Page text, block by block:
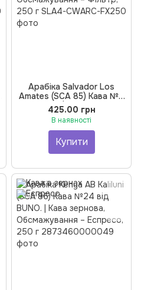
Арабіка Salvador Los
Amates (SCA 85) Кава №4
від BUNO. | Кава зернова,
Обсмажування – Фільтр,
250 г
425.00 грн
В наявності
Купити